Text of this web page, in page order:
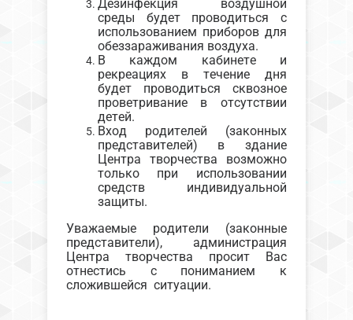
Дезинфекция воздушной
среды будет проводиться с
использованием приборов для
обеззараживания воздуха.
В каждом кабинете и
рекреациях в течение дня
будет проводиться сквозное
проветривание в отсутствии
детей.
Вход родителей (законных
представителей) в здание
Центра творчества возможно
только при использовании
средств индивидуальной
защиты.
Уважаемые родители (законные
представители), администрация
Центра творчества просит Вас
отнестись с пониманием к
сложившейся ситуации.